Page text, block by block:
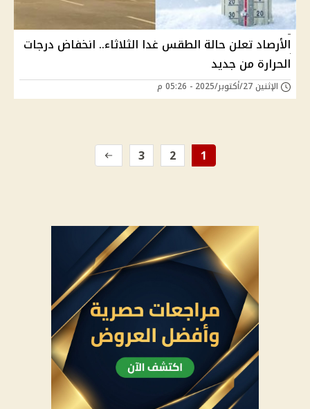
الأرصاد تعلن حالة الطقس غدا الثلاثاء.. انخفاض درجات
الحرارة من جديد
الإثنين 27/أكتوبر/2025 - 05:26 م
1
2
3